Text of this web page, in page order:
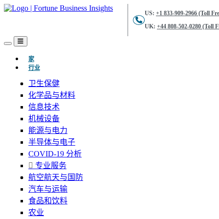
US: +1 833-909-2966 (Toll
UK: +44 808-502-0280 (Toll
家(当前的)
行业
卫生保健
化学品与材料
信息技术
机械设备
能源与电力
半导体与电子
COVID-19 分析
专业服务
航空航天与国防
汽车与运输
食品和饮料
农业